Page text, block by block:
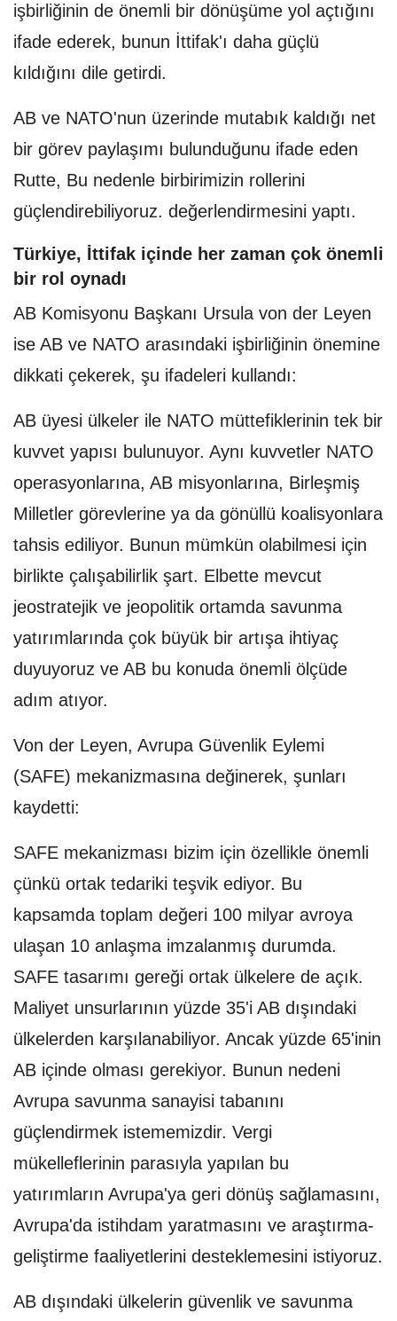
işbirliğinin de önemli bir dönüşüme yol açtığını
ifade ederek, bunun İttifak'ı daha güçlü
kıldığını dile getirdi.
AB ve NATO'nun üzerinde mutabık kaldığı net
bir görev paylaşımı bulunduğunu ifade eden
Rutte, Bu nedenle birbirimizin rollerini
güçlendirebiliyoruz. değerlendirmesini yaptı.
Türkiye, İttifak içinde her zaman çok önemli
bir rol oynadı
AB Komisyonu Başkanı Ursula von der Leyen
ise AB ve NATO arasındaki işbirliğinin önemine
dikkati çekerek, şu ifadeleri kullandı:
AB üyesi ülkeler ile NATO müttefiklerinin tek bir
kuvvet yapısı bulunuyor. Aynı kuvvetler NATO
operasyonlarına, AB misyonlarına, Birleşmiş
Milletler görevlerine ya da gönüllü koalisyonlara
tahsis ediliyor. Bunun mümkün olabilmesi için
birlikte çalışabilirlik şart. Elbette mevcut
jeostratejik ve jeopolitik ortamda savunma
yatırımlarında çok büyük bir artışa ihtiyaç
duyuyoruz ve AB bu konuda önemli ölçüde
adım atıyor.
Von der Leyen, Avrupa Güvenlik Eylemi
(SAFE) mekanizmasına değinerek, şunları
kaydetti:
SAFE mekanizması bizim için özellikle önemli
çünkü ortak tedariki teşvik ediyor. Bu
kapsamda toplam değeri 100 milyar avroya
ulaşan 10 anlaşma imzalanmış durumda.
SAFE tasarımı gereği ortak ülkelere de açık.
Maliyet unsurlarının yüzde 35'i AB dışındaki
ülkelerden karşılanabiliyor. Ancak yüzde 65'inin
AB içinde olması gerekiyor. Bunun nedeni
Avrupa savunma sanayisi tabanını
güçlendirmek istememizdir. Vergi
mükelleflerinin parasıyla yapılan bu
yatırımların Avrupa'ya geri dönüş sağlamasını,
Avrupa'da istihdam yaratmasını ve araştırma-
geliştirme faaliyetlerini desteklemesini istiyoruz.
AB dışındaki ülkelerin güvenlik ve savunma